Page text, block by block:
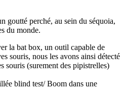
goutté perché, au sein du séquoia,
du monde.
la bat box, un outil capable de
souris, nous les avons ainsi détecté
souris (surement des pipistrelles)
blind test/ Boom dans une